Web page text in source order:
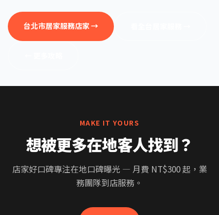
台北市居家服務店家 →
MAKE IT YOURS
想被更多在地客人找到？
店家好口碑專注在地口碑曝光 — 月費 NT$300 起，業
務團隊到店服務。